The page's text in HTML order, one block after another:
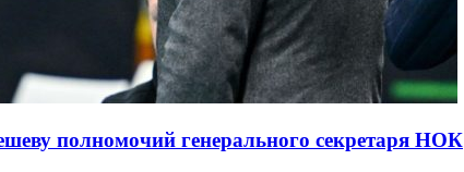
полномочий генерального секретаря НОК